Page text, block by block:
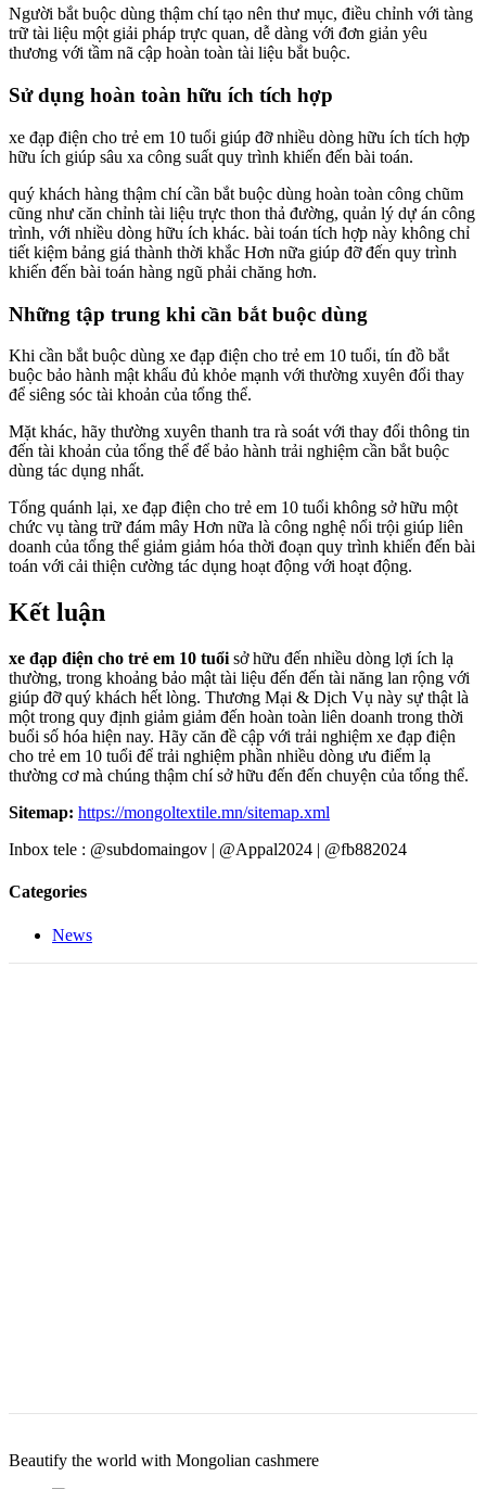
Người bắt buộc dùng thậm chí tạo nên thư mục, điều chỉnh với tàng
trữ tài liệu một giải pháp trực quan, dễ dàng với đơn giản yêu
thương với tầm nã cập hoàn toàn tài liệu bắt buộc.
Sử dụng hoàn toàn hữu ích tích hợp
xe đạp điện cho trẻ em 10 tuổi giúp đỡ nhiều dòng hữu ích tích hợp
hữu ích giúp sâu xa công suất quy trình khiến đến bài toán.
quý khách hàng thậm chí cần bắt buộc dùng hoàn toàn công chũm
cũng như căn chỉnh tài liệu trực thon thả đường, quản lý dự án công
trình, với nhiều dòng hữu ích khác. bài toán tích hợp này không chỉ
tiết kiệm bảng giá thành thời khắc Hơn nữa giúp đỡ đến quy trình
khiến đến bài toán hàng ngũ phải chăng hơn.
Những tập trung khi cần bắt buộc dùng
Khi cần bắt buộc dùng xe đạp điện cho trẻ em 10 tuổi, tín đồ bắt
buộc bảo hành mật khẩu đủ khỏe mạnh với thường xuyên đổi thay
để siêng sóc tài khoản của tổng thể.
Mặt khác, hãy thường xuyên thanh tra rà soát với thay đổi thông tin
đến tài khoản của tổng thể để bảo hành trải nghiệm cần bắt buộc
dùng tác dụng nhất.
Tổng quánh lại, xe đạp điện cho trẻ em 10 tuổi không sở hữu một
chức vụ tàng trữ đám mây Hơn nữa là công nghệ nổi trội giúp liên
doanh của tổng thể giảm giảm hóa thời đoạn quy trình khiến đến bài
toán với cải thiện cường tác dụng hoạt động với hoạt động.
Kết luận
xe đạp điện cho trẻ em 10 tuổi sở hữu đến nhiều dòng lợi ích lạ
thường, trong khoảng bảo mật tài liệu đến đến tài năng lan rộng với
giúp đỡ quý khách hết lòng. Thương Mại & Dịch Vụ này sự thật là
một trong quy định giảm giảm đến hoàn toàn liên doanh trong thời
buổi số hóa hiện nay. Hãy căn đề cập với trải nghiệm xe đạp điện
cho trẻ em 10 tuổi để trải nghiệm phần nhiều dòng ưu điểm lạ
thường cơ mà chúng thậm chí sở hữu đến đến chuyện của tổng thể.
Sitemap: https://mongoltextile.mn/sitemap.xml
Inbox tele : @subdomaingov | @Appal2024 | @fb882024
Categories
News
Beautify the world with Mongolian cashmere